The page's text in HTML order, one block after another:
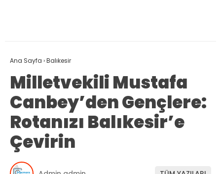
Ana Sayfa ›Balıkesir
Milletvekili Mustafa
Canbey’den Gençlere:
Rotanızı Balıkesir’e
Çevirin